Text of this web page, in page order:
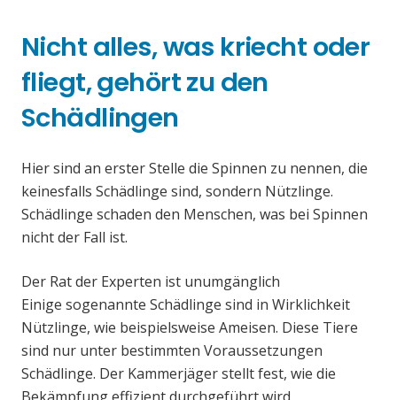
Nicht alles, was kriecht oder
fliegt, gehört zu den
Schädlingen
Hier sind an erster Stelle die Spinnen zu nennen, die
keinesfalls Schädlinge sind, sondern Nützlinge.
Schädlinge schaden den Menschen, was bei Spinnen
nicht der Fall ist.
Der Rat der Experten ist unumgänglich
Einige sogenannte Schädlinge sind in Wirklichkeit
Nützlinge, wie beispielsweise Ameisen. Diese Tiere
sind nur unter bestimmten Voraussetzungen
Schädlinge. Der Kammerjäger stellt fest, wie die